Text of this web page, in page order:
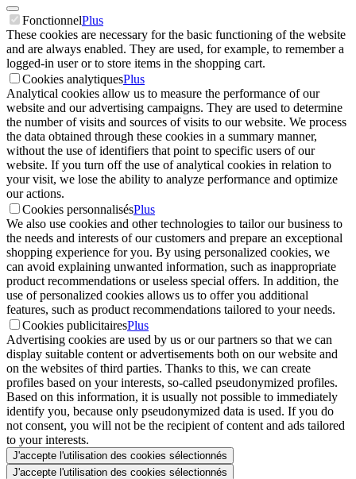
FonctionnelPlus
These cookies are necessary for the basic functioning of the website
and are always enabled. They are used, for example, to remember a
logged-in user or to store items in the shopping cart.
Cookies analytiquesPlus
Analytical cookies allow us to measure the performance of our
website and our advertising campaigns. They are used to determine
the number of visits and sources of visits to our website. We process
the data obtained through these cookies in a summary manner,
without the use of identifiers that point to specific users of our
website. If you turn off the use of analytical cookies in relation to
your visit, we lose the ability to analyze performance and optimize
our actions.
Cookies personnalisésPlus
We also use cookies and other technologies to tailor our business to
the needs and interests of our customers and prepare an exceptional
shopping experience for you. By using personalized cookies, we
can avoid explaining unwanted information, such as inappropriate
product recommendations or useless special offers. In addition, the
use of personalized cookies allows us to offer you additional
features, such as product recommendations tailored to your needs.
Cookies publicitairesPlus
Advertising cookies are used by us or our partners so that we can
display suitable content or advertisements both on our website and
on the websites of third parties. Thanks to this, we can create
profiles based on your interests, so-called pseudonymized profiles.
Based on this information, it is usually not possible to immediately
identify you, because only pseudonymized data is used. If you do
not consent, you will not be the recipient of content and ads tailored
to your interests.
J'accepte l'utilisation des cookies sélectionnés
J'accepte l'utilisation des cookies sélectionnés